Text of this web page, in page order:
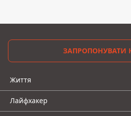
ЗАПРОПОНУВАТИ
Життя
Лайфхакер